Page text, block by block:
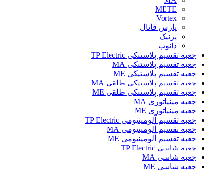
METE
Vortex
پارس فانال
پرنیک
دانوب
جعبه تقسیم پلاستیکی TP Electric
جعبه تقسیم پلاستیکی MA
جعبه تقسیم پلاستیکی ME
جعبه تقسیم پلاستیکی طلقی MA
جعبه تقسیم پلاستیکی طلقی ME
جعبه مینیاتوری MA
جعبه مینیاتوری ME
جعبه تقسیم آلومینیومی TP Electric
جعبه تقسیم آلومینیومی MA
جعبه تقسیم آلومینیومی ME
جعبه شاسی TP Electric
جعبه شاسی MA
جعبه شاسی ME